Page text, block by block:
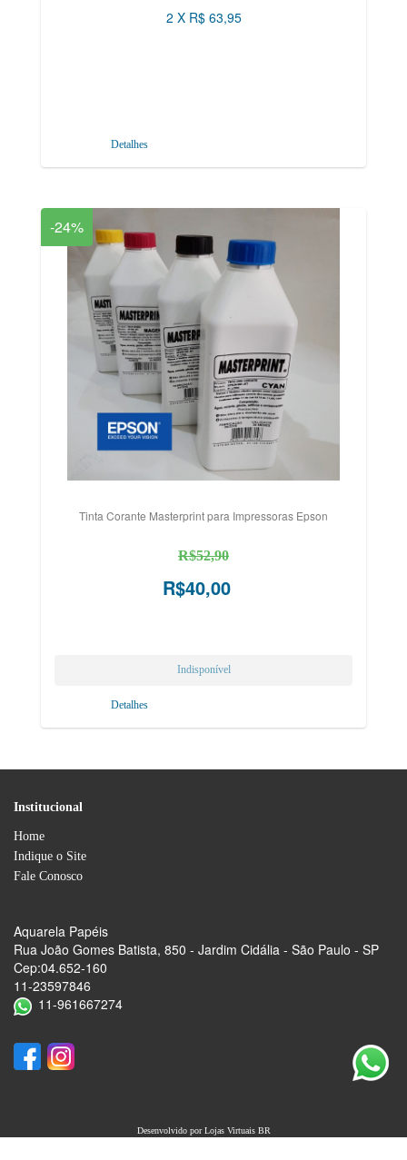
2 X R$ 63,95
Detalhes
-24%
Tinta Corante Masterprint para Impressoras Epson
R$52,90
R$40,00
Detalhes
Institucional
Home
Indique o Site
Fale Conosco
Aquarela Papéis
Rua João Gomes Batista, 850 - Jardim Cidália - São Paulo - SP
Cep:04.652-160
11-23597846
11-961667274
Desenvolvido porLojas Virtuais BR